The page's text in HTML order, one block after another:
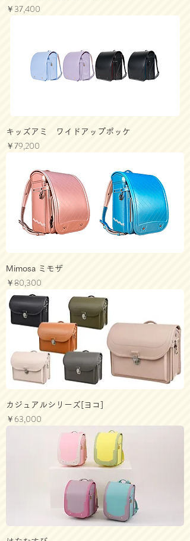
価格
￥37,400
キッズアミ ワイドアップポッケ
価格
￥79,200
Mimosa ミモザ
価格
￥80,300
カジュアルシリーズ[ヨコ]
価格
￥63,000